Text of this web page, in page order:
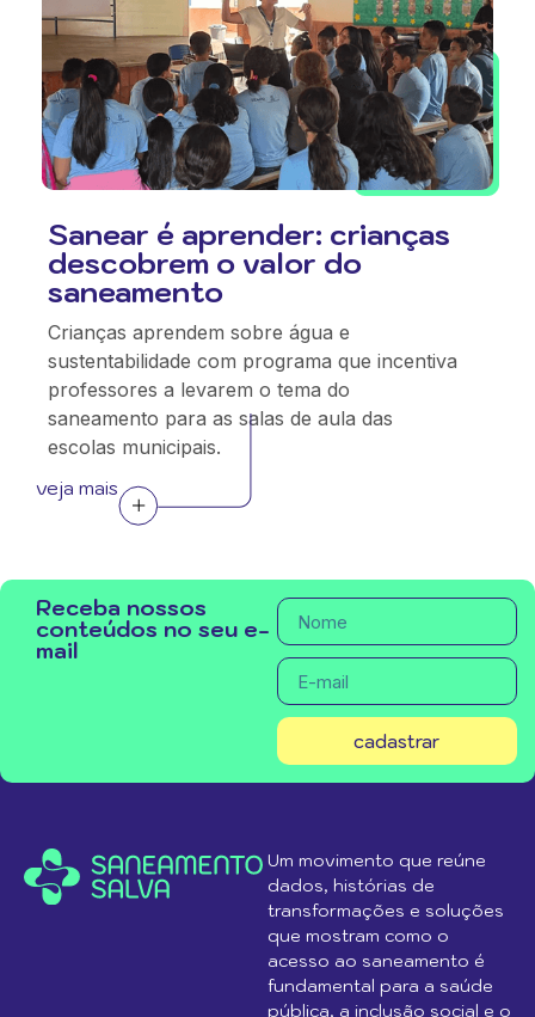
Sanear é aprender: crianças
descobrem o valor do
saneamento
Crianças aprendem sobre água e
sustentabilidade com programa que incentiva
professores a levarem o tema do
saneamento para as salas de aula das
escolas municipais.
veja mais
Receba nossos
conteúdos no seu e-
mail
cadastrar
Um movimento que reúne
dados, histórias de
transformações e soluções
que mostram como o
acesso ao saneamento é
fundamental para a saúde
pública, a inclusão social e o